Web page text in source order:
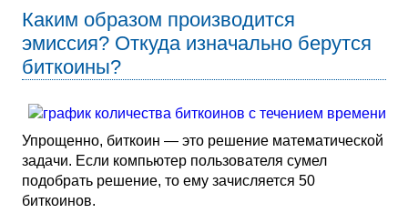
Каким образом производится
эмиссия? Откуда изначально берутся
биткоины?
Упрощенно, биткоин — это решение математической
задачи. Если компьютер пользователя сумел
подобрать решение, то ему зачисляется 50
биткоинов.